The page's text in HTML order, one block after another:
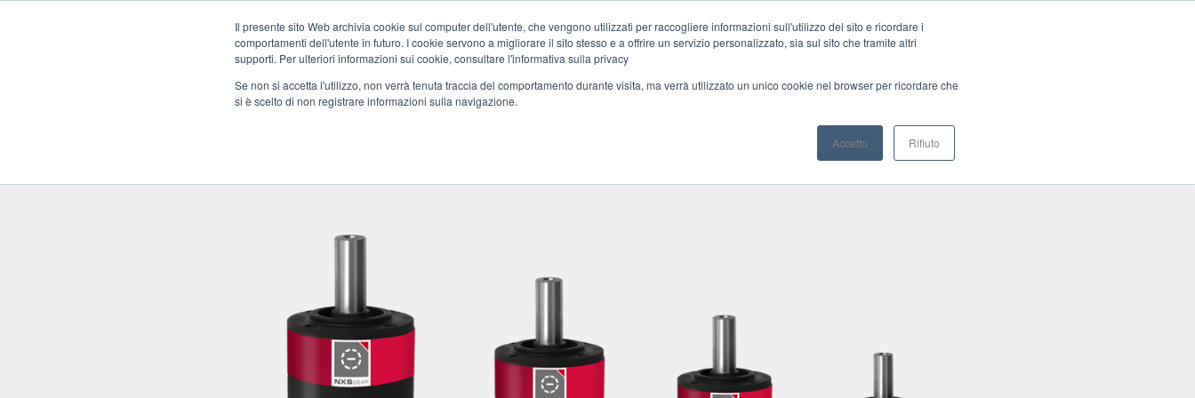
Il presente sito Web archivia cookie sul computer dell'utente, che vengono utilizzati per raccogliere informazioni sull'utilizzo del sito e ricordare i
comportamenti dell'utente in futuro. I cookie servono a migliorare il sito stesso e a offrire un servizio personalizzato, sia sul sito che tramite altri
supporti. Per ulteriori informazioni sui cookie, consultare l'informativa sulla privacy
Se non si accetta l'utilizzo, non verrà tenuta traccia del comportamento durante visita, ma verrà utilizzato un unico cookie nel browser per ricordare che
si è scelto di non registrare informazioni sulla navigazione.
Accetto Rifiuto
Home Notizie Motori in corrente continua Servomotori Brushless
COMPANY SI PLANETS APPLICAZIONI SERVIZI SINERGIE MEDIA DEALER